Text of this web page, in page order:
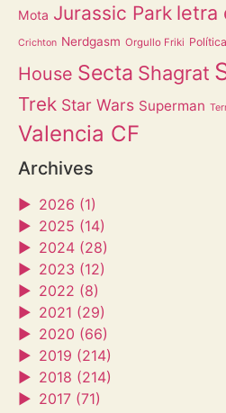
Mota Jurassic Park letra
Crichton Nerdgasm Orgullo Friki Política
House Secta Shagrat
Trek Star Wars Superman
Valencia CF
Archives
► 2026 (1)
► 2025 (14)
► 2024 (28)
► 2023 (12)
► 2022 (8)
► 2021 (29)
► 2020 (66)
► 2019 (214)
► 2018 (214)
► 2017 (71)